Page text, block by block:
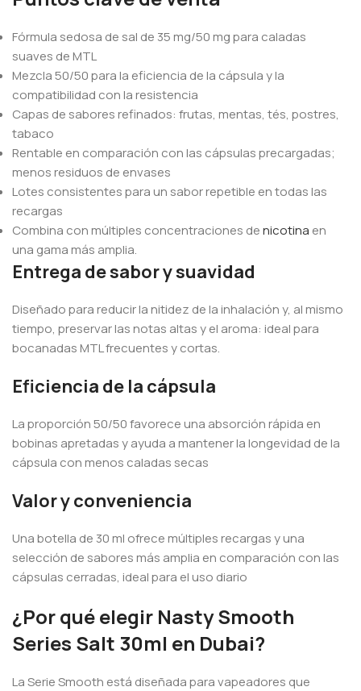
Fórmula sedosa de sal de 35 mg/50 mg para caladas
suaves de MTL
Mezcla 50/50 para la eficiencia de la cápsula y la
compatibilidad con la resistencia
Capas de sabores refinados: frutas, mentas, tés, postres,
tabaco
Rentable en comparación con las cápsulas precargadas;
menos residuos de envases
Lotes consistentes para un sabor repetible en todas las
recargas
Combina con múltiples concentraciones denicotina en
una gama más amplia.
Entrega de sabor y suavidad
Diseñado para reducir la nitidez de la inhalación y, al mismo
tiempo, preservar las notas altas y el aroma: ideal para
bocanadas MTL frecuentes y cortas.
Eficiencia de la cápsula
La proporción 50/50 favorece una absorción rápida en
bobinas apretadas y ayuda a mantener la longevidad de la
cápsula con menos caladas secas
Valor y conveniencia
Una botella de 30 ml ofrece múltiples recargas y una
selección de sabores más amplia en comparación con las
cápsulas cerradas, ideal para el uso diario
¿Por qué elegir Nasty Smooth
Series Salt 30ml en Dubai?
La Serie Smooth está diseñada para vapeadores que